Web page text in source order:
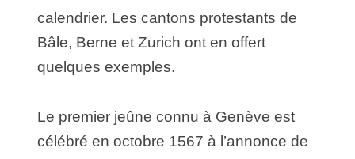
calendrier. Les cantons protestants de
Bâle, Berne et Zurich ont en offert
quelques exemples.
Le premier jeûne connu à Genève est
célébré en octobre 1567 à l’annonce de